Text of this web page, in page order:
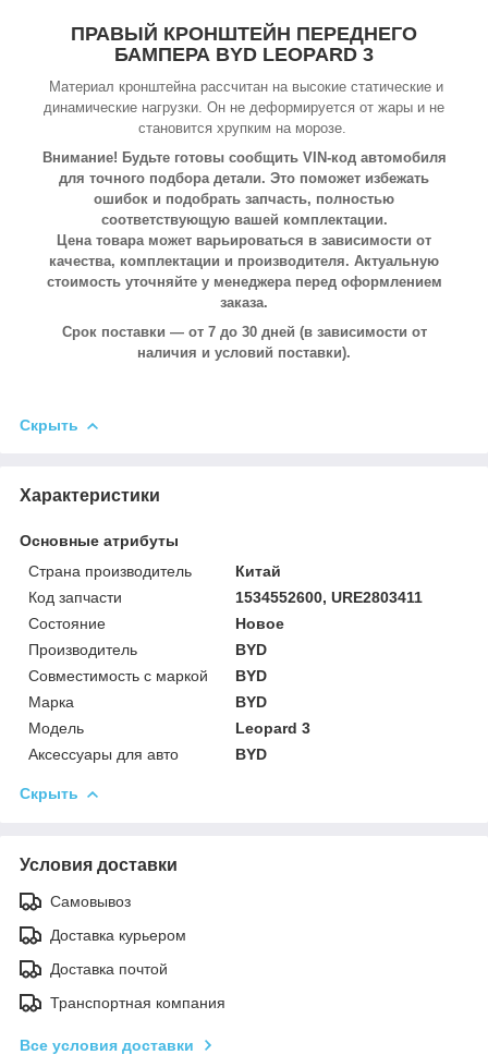
ПРАВЫЙ КРОНШТЕЙН ПЕРЕДНЕГО
БАМПЕРА BYD LEOPARD 3
Материал кронштейна рассчитан на высокие статические и
динамические нагрузки. Он не деформируется от жары и не
становится хрупким на морозе.
Внимание! Будьте готовы сообщить VIN-код автомобиля
для точного подбора детали. Это поможет избежать
ошибок и подобрать запчасть, полностью
соответствующую вашей комплектации.
Цена товара может варьироваться в зависимости от
качества, комплектации и производителя. Актуальную
стоимость уточняйте у менеджера перед оформлением
заказа.
Срок поставки — от 7 до 30 дней (в зависимости от
наличия и условий поставки).
Скрыть
Характеристики
Основные атрибуты
Страна производитель
Китай
Код запчасти
1534552600, URE2803411
Состояние
Новое
Производитель
BYD
Совместимость с маркой
BYD
Марка
BYD
Модель
Leopard 3
Аксессуары для авто
BYD
Скрыть
Условия доставки
Самовывоз
Доставка курьером
Доставка почтой
Транспортная компания
Все условия доставки